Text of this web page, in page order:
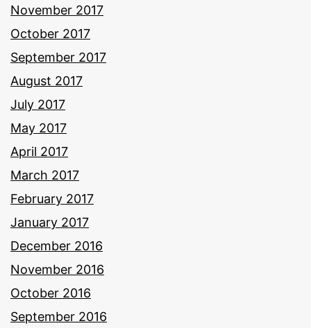
November 2017
October 2017
September 2017
August 2017
July 2017
May 2017
April 2017
March 2017
February 2017
January 2017
December 2016
November 2016
October 2016
September 2016